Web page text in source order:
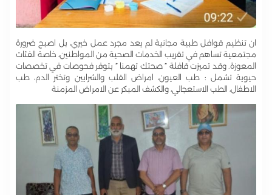
ان تنظيم قوافل طبية مجانية لم يعد مجرد عمل خيري، بل اصبح ضرورة
مجتمعية تساهم في تقريب الخدمات الصحية من المواطنين، خاصة الفئات
المعوزة. وقد تميزت قافلة ” صحتك تهمنا ” بتوفر فحوصات في تخصصات
حيوية تشمل : طب العيون، امراض القلب والشرايين وتختر الدم، طب
الاطفال، الطب الاستعجالي، والكشف المبكر عن الامراض المزمنة